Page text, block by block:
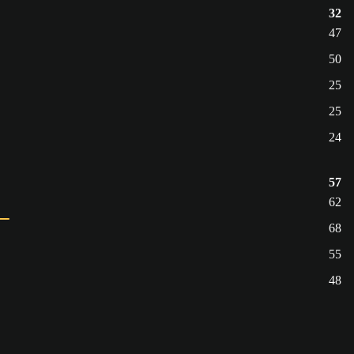
32
47
50
25
25
24
57
62
68
55
48